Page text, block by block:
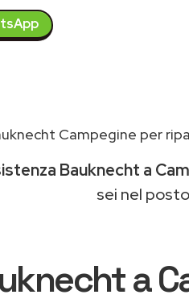
Campegine per
Bauknecht a
sei nel
a